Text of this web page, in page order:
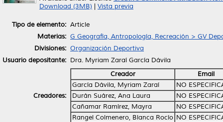
Download (3MB)
Vista previa
Tipo de elemento: Article
Materias: G Geografía, Antropología, Recreación > GV
Divisiones: Organización Deportiva
Usuario depositante: Dra. Myriam Zaraí García Dávila
Creadores:
Creador
Email
García Dávila, Myriam Zaraí
NO
Durán Suárez, Ana Laura
NO
Cañamar Ramírez, Mayra
NO
Rangel Colmenero, Blanca Rocío NO